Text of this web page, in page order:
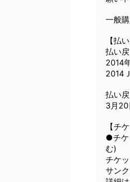
一般
【払
払い
2014
2014
払い
3月20
【チ
●チケ
む)
チケ
サン